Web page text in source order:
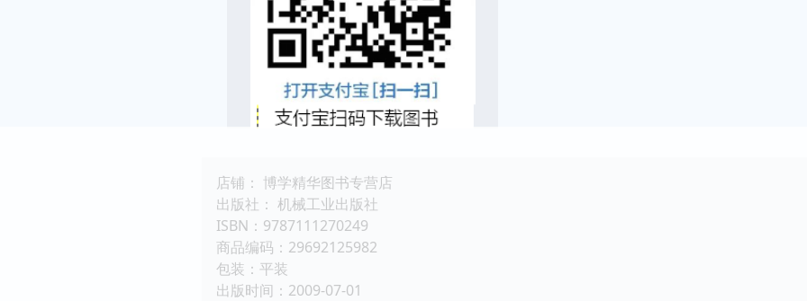
店铺： 博学精华图书专营店
出版社： 机械工业出版社
ISBN：9787111270249
商品编码：29692125982
包装：平装
出版时间：2009-07-01